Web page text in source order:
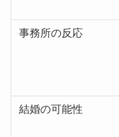
事務所の反応
結婚の可能性